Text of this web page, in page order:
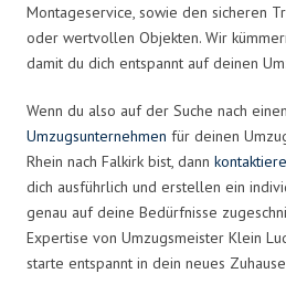
Montageservice, sowie den sicheren
oder wertvollen Objekten. Wir
damit du dich entspannt auf deinen
Wenn du also auf der Suche nach
Umzugsunternehmen für deinen
Rhein nach Falkirk bist, dann
dich ausführlich und erstellen ein
genau auf deine Bedürfnisse
Expertise von Umzugsmeister Klein
starte entspannt in dein neues